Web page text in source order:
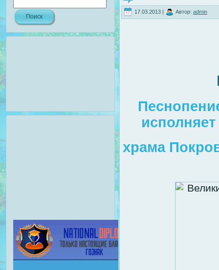
17.03.2013 | Автор: admin
храма